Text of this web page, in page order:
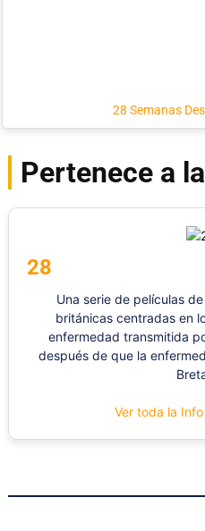
28 Semanas
Pertenece a
28
Una serie de películas
británicas centradas en
enfermedad transmitida
después de que la
Ver toda la